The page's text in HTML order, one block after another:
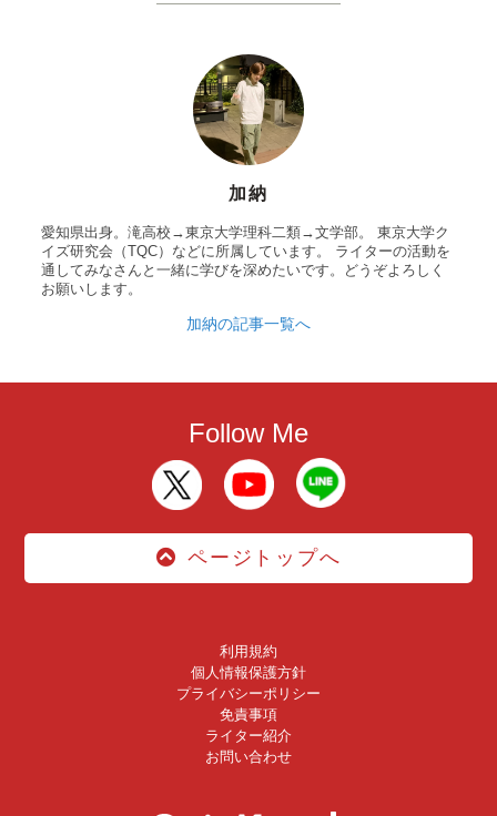
加納
愛知県出身。滝高校→東京大学理科二類→文学部。 東京大学ク
イズ研究会（TQC）などに所属しています。 ライターの活動を
通してみなさんと一緒に学びを深めたいです。どうぞよろしく
お願いします。
加納の記事一覧へ
Follow Me
ページトップへ
利用規約
個人情報保護方針
プライバシーポリシー
免責事項
ライター紹介
お問い合わせ